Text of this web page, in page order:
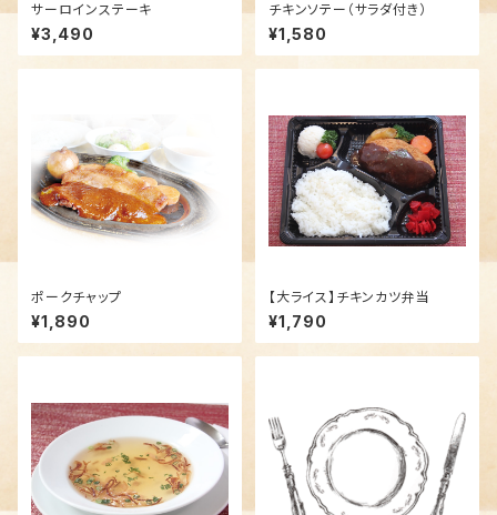
サーロインステーキ
¥3,490
チキンソテー（サラダ付き）
¥1,580
ポークチャップ
¥1,890
【大ライス】チキンカツ弁当
¥1,790